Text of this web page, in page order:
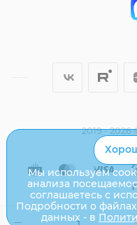
2019 -
Мы используем
анализа
соглашаетесь с
Подробности о
данных - в